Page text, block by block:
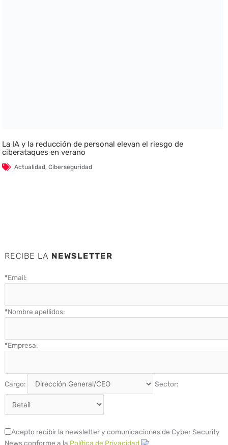
La IA y la reducción de personal elevan el riesgo de
ciberataques en verano
Actualidad,Ciberseguridad
RECIBE LA NEWSLETTER
*Email:
*Nombre apellidos:
*Empresa:
Cargo: Sector:
Acepto recibir la newsletter y comunicaciones de Cyber Security
News conforme a la Política de Privacidad